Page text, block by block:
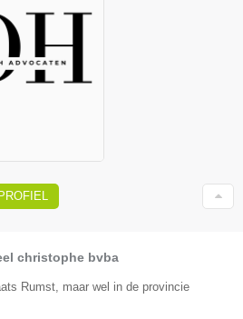
christophe bvba
Rumst, maar wel in de provincie